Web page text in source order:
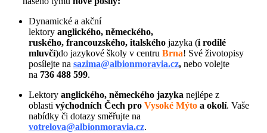
Dynamické a akční
lektory anglického, německého,
ruského, francouzského, italského jazyka (i rodilé
mluvčí)do jazykové školy v centru Brna! Své životopisy
posílejte na sazima@albionmoravia.cz, nebo volejte
na 736 488 599.
Lektory anglického, německého jazyka nejlépe z
oblasti východních Čech pro Vysoké Mýto a okolí. Vaše
nabídky či dotazy směřujte na
votrelova@albionmoravia.cz.